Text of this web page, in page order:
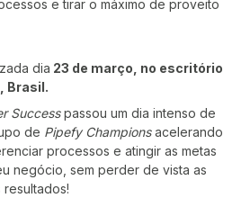
e tirar o máximo de proveito
dia 23 de março, no escritório
Brasil.
Successpassou um dia intenso de
de Pipefy Championsacelerando
processos e atingir as metas
negócio, sem perder de vista as